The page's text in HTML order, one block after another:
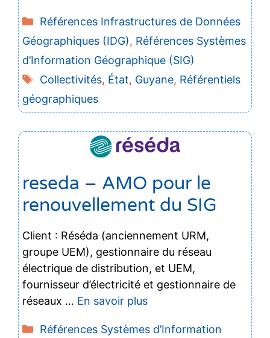
Catégories
Références Infrastructures de Données
Géographiques (IDG), Références Systèmes
d’Information Géographique (SIG)
Étiquettes
Collectivités, État, Guyane, Référentiels
géographiques
reseda – AMO pour le
renouvellement du SIG
Client : Réséda (anciennement URM,
groupe UEM), gestionnaire du réseau
électrique de distribution, et UEM,
fournisseur d’électricité et gestionnaire de
réseaux … En savoir plus
Catégories
Références Systèmes d’Information